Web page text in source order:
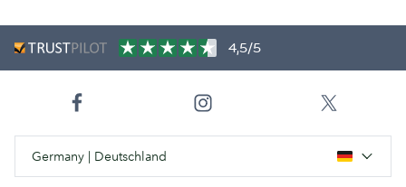
4,5/5
Germany | Deutschland